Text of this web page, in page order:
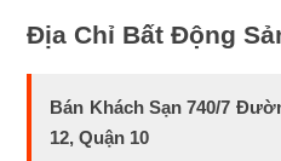
Địa Chỉ Bất Động
Bán Khách Sạn 740/7
12, Quận 10